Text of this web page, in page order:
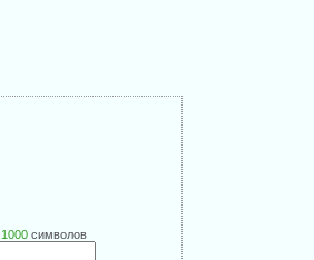
1000 символов